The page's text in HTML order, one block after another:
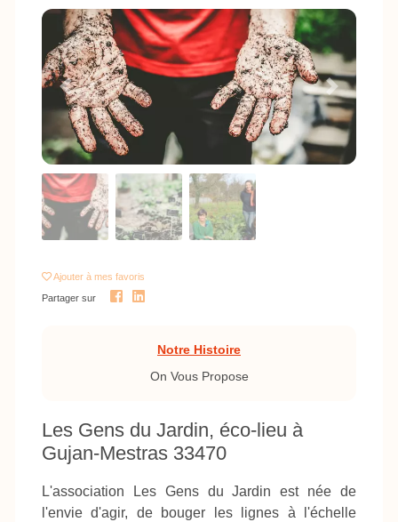
Previous Next
Ajouter à mes favoris
Partager sur
Notre Histoire
On Vous Propose
Les Gens du Jardin, éco-lieu à
Gujan-Mestras 33470
L'association Les Gens du Jardin est née de
l'envie d'agir, de bouger les lignes à l'échelle